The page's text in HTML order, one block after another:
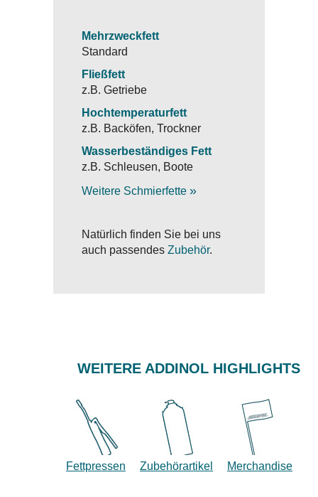
Mehrzweckfett
Standard
Fließfett
z.B. Getriebe
Hochtemperaturfett
z.B. Backöfen, Trockner
Wasserbeständiges Fett
z.B. Schleusen, Boote
Weitere Schmierfette »
Natürlich finden Sie bei uns
auch passendes Zubehör.
WEITERE ADDINOL HIGHLIGHTS
Fettpressen Zubehörartikel Merchandise